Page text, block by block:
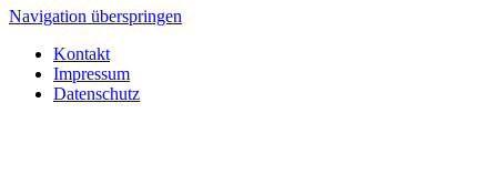
Navigation überspringen
Kontakt
Impressum
Datenschutz